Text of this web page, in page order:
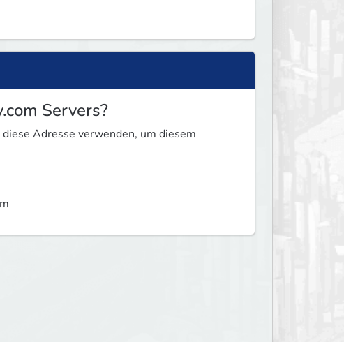
Servers?
Adresse verwenden, um diesem